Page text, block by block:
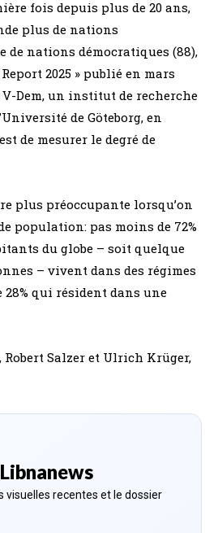
fois depuis plus de 20 ans,
plus de nations
de nations démocratiques (88),
2025 » publié en mars
Dem, un institut de recherche
de Göteborg, en
de mesurer le degré de
plus préoccupante lorsqu’on
population: pas moins de 72%
du globe – soit quelque
– vivent dans des régimes
qui résident dans une
Robert Salzer et Ulrich Krüger,
visuelles recentes et le dossier